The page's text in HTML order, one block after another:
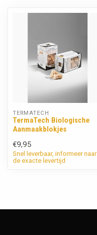
TERMATECH
TermaTech Biologische
Aanmaakblokjes
€9,95
Snel leverbaar, informeer naar
de exacte levertijd